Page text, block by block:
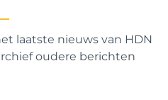
laatste nieuws van HDN
oudere berichten